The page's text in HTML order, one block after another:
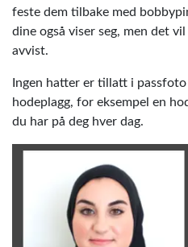
feste dem tilbake med
dine også viser seg, men det
avvist.
Ingen hatter er tillatt i
hodeplagg, for eksempel en
du har på deg hver dag.